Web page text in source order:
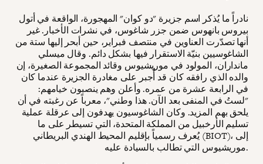
نادراً ما يُذكر اسم جزيرة "دو كوان" المهجورة، الواقعة في أتول
بيروس بانهوس ضمن جزر شاغوس، في نشرات الأخبار. غير
أنها تصدّرت العناوين في منتصف فبراير، حين أبحر إليها ستة من
الشاغوسيين بنيّة الاستقرار فيها بشكل دائم. وقال ميسلي
مانداران، المولود في موريشيوس وقائد المجموعة الصغيرة، إن
والده الذي رافقه كان قد أُجبر على مغادرة الجزيرة عندما كان
في الرابعة عشرة من عمره. وأعلن وهم ينصبون خيامهم:
"لستُ في المنفى بعد الآن. هذا وطني"، معرباً عن رغبته في أن
يلحق بهم المزيد. وكان الشاغوسيون يهدفون إلى عرقلة عملية
تسليم الأرخبيل من المملكة المتحدة، التي تسيطر على ما
يُعرف رسمياً بإقليم المحيط الهندي البريطاني (BIOT)، إلى
موريشيوس التي تطالب بالسيادة عليه.